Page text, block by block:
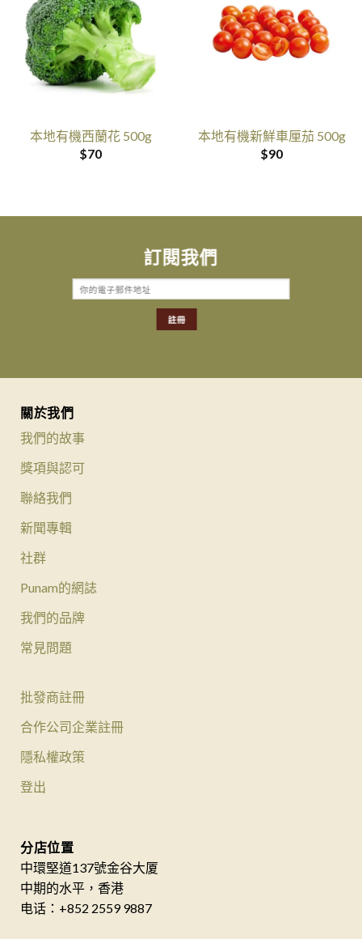
本地有機西蘭花 500g
$70
本地有機新鮮車厘茄 500g
$90
訂閱我們
關於我們
我們的故事
獎項與認可
聯絡我們
新聞專輯
社群
Punam的網誌
我們的品牌
常見問題
批發商註冊
合作公司企業註冊
隱私權政策
登出
分店位置
中環堅道137號金谷大厦
中期的水平，香港
电话：+852 2559 9887